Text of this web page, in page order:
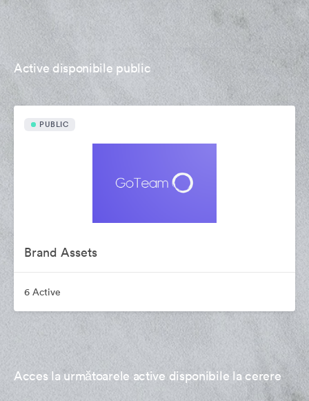
Active disponibile public
PUBLIC
Brand Assets
6 Active
Acces la următoarele active disponibile la cerere